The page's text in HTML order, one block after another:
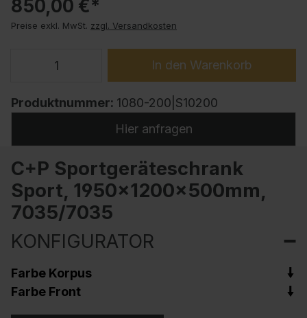
850,00 €*
Preise exkl. MwSt. zzgl. Versandkosten
In den Warenkorb
Produktnummer: 1080-200|S10200
Hier anfragen
C+P Sportgeräteschrank
Sport, 1950x1200x500mm,
7035/7035
KONFIGURATOR
Farbe Korpus
Farbe Front